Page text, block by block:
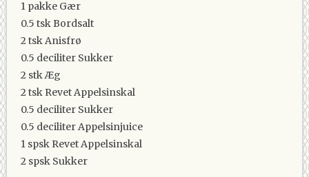
1 pakke Gær
0.5 tskBordsalt
2 tskAnisfrø
0.5 deciliter Sukker
2 stkÆg
2 tsk Revet Appelsinskal
0.5 deciliter Sukker
0.5 deciliterAppelsinjuice
1 spsk Revet Appelsinskal
2 spsk Sukker